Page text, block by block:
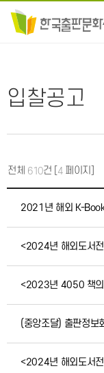
입찰공고
전체 610건 [ 4페이지]